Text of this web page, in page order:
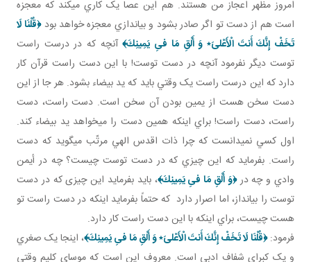
امروز مظهر اعجاز من هستند. هم اين عصا يک کاري مي کند که معجزه
است هم از دست تو اگر صادر بشود و بياندازي معجزه خواهد بود﴿قُلْنَا لَا
تَخَفْ إِنَّكَ أَنتَ الْأَعْلىَ‏٭ وَ أَلْقِ مَا فىِ يَمِينِكَ﴾آنچه که در درست راست
توست ديگر نفرمود آنچه در دست توست! با اين دست راست قرآن کار
دارد که اين درست راست يک وقتي بايد که يد بيضاء بشود. هر جا از اين
دست سخن هست از يمين بودن آن سخن است. دست راست، دست
راست، دست راست! براي اينکه همين دست را مي خواهد يد بيضاء کند.
اول کسي نمي دانست که چرا ذات اقدس الهي مرتّب مي گويد که دست
راست. بفرمايد که اين چيزي که در دست توست چيست؟ چه در أيمن
وادي و چه در﴿وَ أَلْقِ مَا فىِ يَمِينِكَ﴾، بايد بفرمايد اين چيزی که در دست
توست را بيانداز، اما اصرار دارد که حتماً بفرمايد اينکه در دست راست تو
هست چيست، براي اينکه با اين دست راست کار دارد.
فرمود:﴿قُلْنَا لَا تَخَفْ إِنَّكَ أَنتَ الْأَعْلىَ‏٭ وَ أَلْقِ مَا فىِ يَمِينِكَ﴾، اينجا يک صغري
و يک کبراي شفاف ادبي است. معروف اين است که موساي کليم وقتي